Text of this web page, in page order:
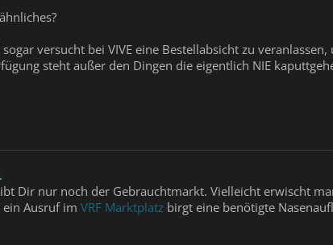
versucht bei VIVE eine Bestellabsicht zu
steht außer den Dingen die eigentlich NIE
.
Dir nur noch der Gebrauchtmarkt. Vielleicht erwischt
Ausruf im VRF Marktplatz birgt eine benötigte